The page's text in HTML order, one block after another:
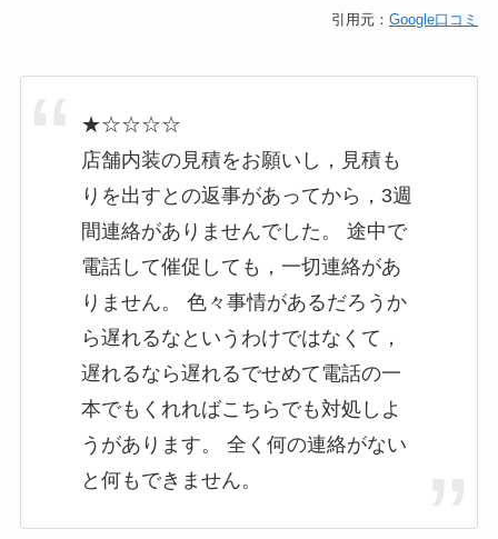
引用元：Google口コミ
★☆☆☆☆
店舗内装の見積をお願いし，見積も
りを出すとの返事があってから，3週
間連絡がありませんでした。 途中で
電話して催促しても，一切連絡があ
りません。 色々事情があるだろうか
ら遅れるなというわけではなくて，
遅れるなら遅れるでせめて電話の一
本でもくれればこちらでも対処しよ
うがあります。 全く何の連絡がない
と何もできません。